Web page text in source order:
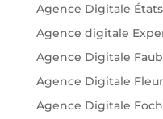
Agence Digitale
Agence digitale
Agence Digitale
Agence Digitale
Agence Digitale Foch